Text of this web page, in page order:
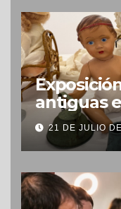
antiguas
Uruguay
21 DE JULIO